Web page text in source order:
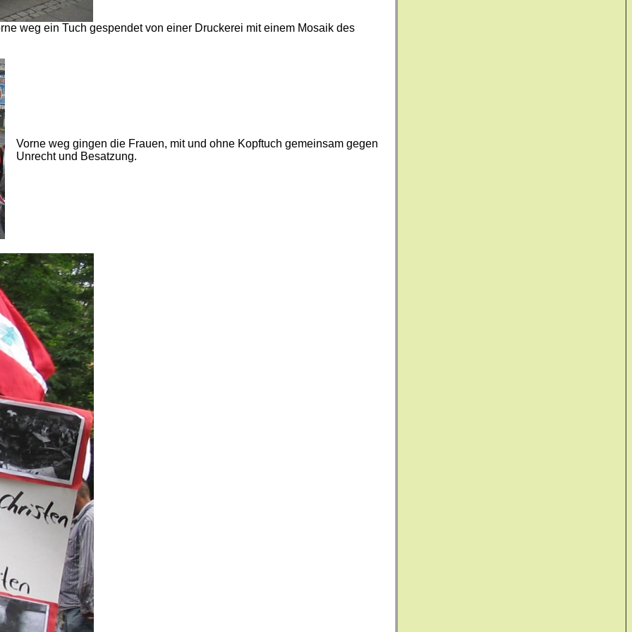
weg ein Tuch gespendet von einer Druckerei mit einem Mosaik des
Vorne weg gingen die Frauen, mit und ohne Kopftuch gemeinsam gegen
Unrecht und Besatzung.